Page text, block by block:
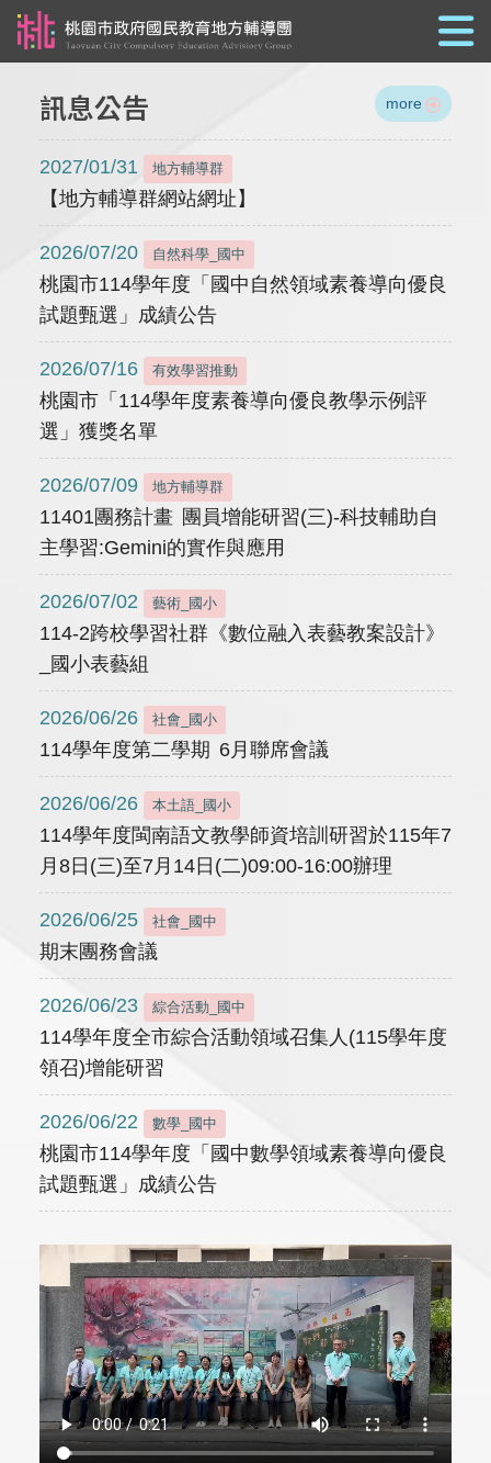
訊息公告 more
2027/01/31 地方輔導群
【地方輔導群網站網址】
2026/07/20 自然科學_國中
桃園市114學年度「國中自然領域素養導向優良
試題甄選」成績公告
2026/07/16 有效學習推動
桃園市「114學年度素養導向優良教學示例評
選」獲獎名單
2026/07/09 地方輔導群
11401團務計畫 團員增能研習(三)-科技輔助自
主學習:Gemini的實作與應用
2026/07/02 藝術_國小
114-2跨校學習社群《數位融入表藝教案設計》
_國小表藝組
2026/06/26 社會_國小
114學年度第二學期 6月聯席會議
2026/06/26 本土語_國小
114學年度閩南語文教學師資培訓研習於115年7
月8日(三)至7月14日(二)09:00-16:00辦理
2026/06/25 社會_國中
期末團務會議
2026/06/23 綜合活動_國中
114學年度全市綜合活動領域召集人(115學年度
領召)增能研習
2026/06/22 數學_國中
桃園市114學年度「國中數學領域素養導向優良
試題甄選」成績公告